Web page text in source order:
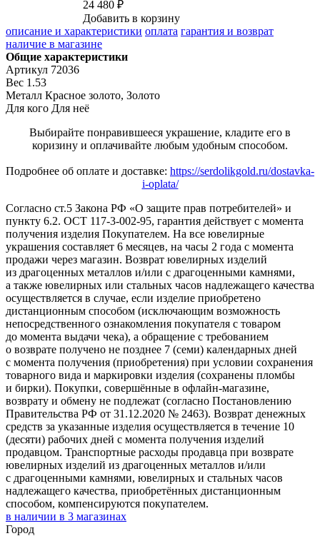
24 480 ₽
Добавить в корзину
описание и характеристики оплата гарантия и возврат
наличие в магазине
Общие характеристики
Артикул 72036
Вес 1.53
Металл Красное золото, Золото
Для кого Для неё
Выбирайте понравившееся украшение, кладите его в
коризину и оплачивайте любым удобным способом.
Подробнее об оплате и доставке: https://serdolikgold.ru/dostavka-
i-oplata/
Согласно ст.5 Закона РФ «О защите прав потребителей» и
пункту 6.2. ОСТ 117-3-002-95, гарантия действует с момента
получения изделия Покупателем. На все ювелирные
украшения составляет 6 месяцев, на часы 2 года с момента
продажи через магазин. Возврат ювелирных изделий
из драгоценных металлов и/или с драгоценными камнями,
а также ювелирных или стальных часов надлежащего качества
осуществляется в случае, если изделие приобретено
дистанционным способом (исключающим возможность
непосредственного ознакомления покупателя с товаром
до момента выдачи чека), а обращение с требованием
о возврате получено не позднее 7 (семи) календарных дней
с момента получения (приобретения) при условии сохранения
товарного вида и маркировки изделия (сохранены пломбы
и бирки). Покупки, совершённые в офлайн-магазине,
возврату и обмену не подлежат (согласно Постановлению
Правительства РФ от 31.12.2020 № 2463). Возврат денежных
средств за указанные изделия осуществляется в течение 10
(десяти) рабочих дней с момента получения изделий
продавцом. Транспортные расходы продавца при возврате
ювелирных изделий из драгоценных металлов и/или
с драгоценными камнями, ювелирных и стальных часов
надлежащего качества, приобретённых дистанционным
способом, компенсируются покупателем.
в наличии в 3 магазинах
Город